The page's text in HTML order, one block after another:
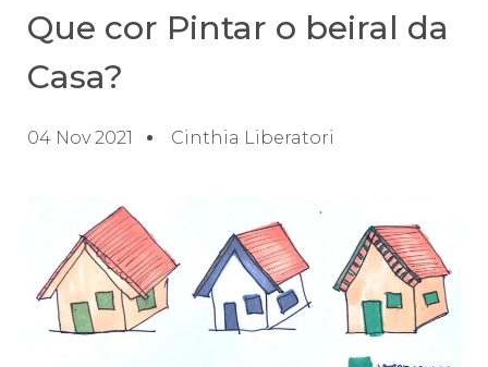
Que cor Pintar o beiral da
Casa?
04 Nov 2021 Cinthia Liberatori